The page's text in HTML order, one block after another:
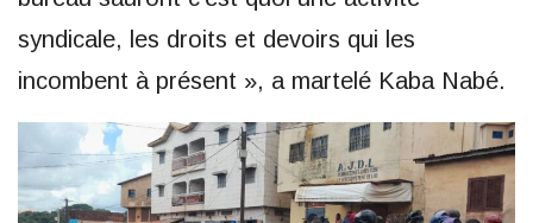
syndicale, les droits et devoirs qui les
incombent à présent », a martelé Kaba Nabé.